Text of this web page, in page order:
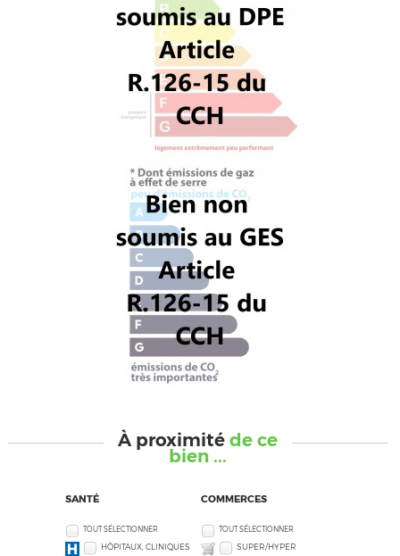
À proximitéde ce
bien ...
SANTÉ
TOUT SÉLECTIONNER
HÔPITAUX, CLINIQUES
COMMERCES
TOUT SÉLECTIONNER
SUPER/HYPER